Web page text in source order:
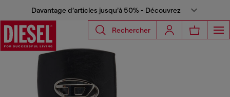
Davantage d’articles jusqu’à 50% - Découvrez
Rechercher